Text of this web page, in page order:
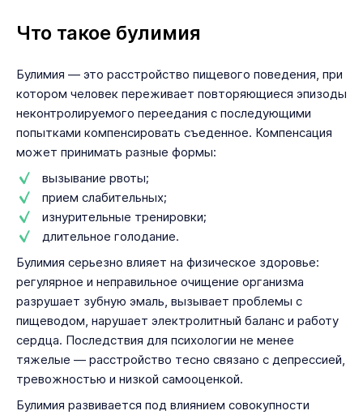
Что такое булимия
Булимия — это расстройство пищевого поведения, при
котором человек переживает повторяющиеся эпизоды
неконтролируемого переедания с последующими
попытками компенсировать съеденное. Компенсация
может принимать разные формы:
вызывание рвоты;
прием слабительных;
изнурительные тренировки;
длительное голодание.
Булимия серьезно влияет на физическое здоровье:
регулярное и неправильное очищение организма
разрушает зубную эмаль, вызывает проблемы с
пищеводом, нарушает электролитный баланс и работу
сердца. Последствия для психологии не менее
тяжелые — расстройство тесно связано с депрессией,
тревожностью и низкой самооценкой.
Булимия развивается под влиянием совокупности